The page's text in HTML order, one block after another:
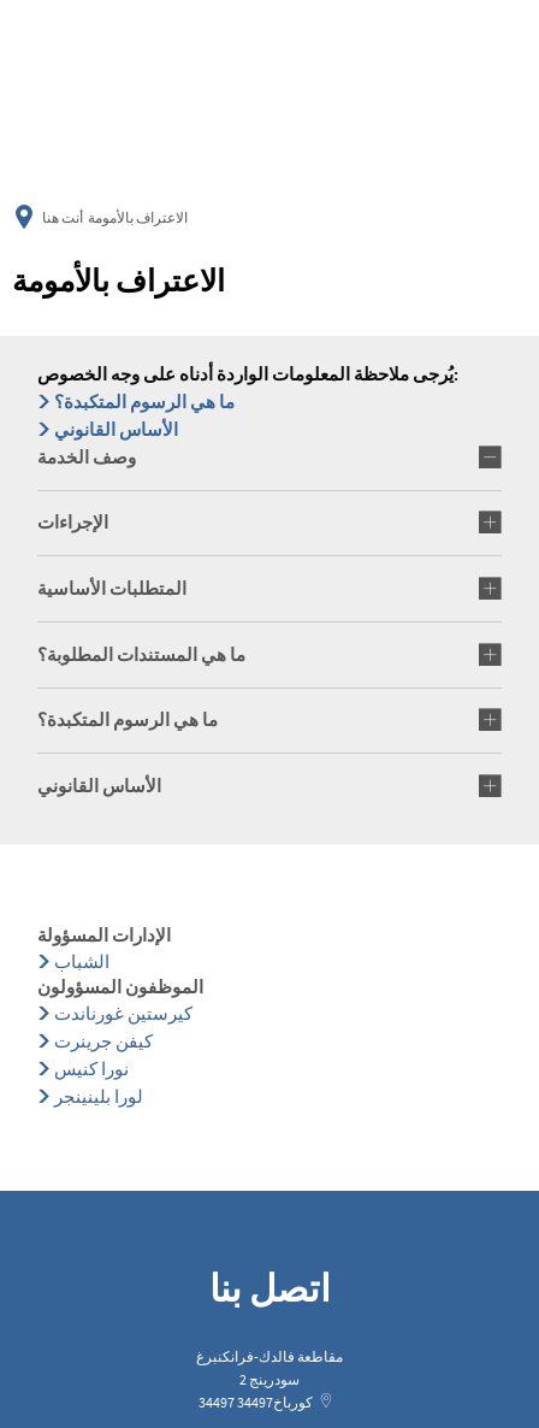
أنت هنا الاعتراف بالأمومة
الاعتراف بالأمومة
يُرجى ملاحظة المعلومات الواردة أدناه على وجه الخصوص:
ما هي الرسوم المتكبدة؟
الأساس القانوني
وصف الخدمة
الإجراءات
المتطلبات الأساسية
ما هي المستندات المطلوبة؟
ما هي الرسوم المتكبدة؟
الأساس القانوني
الإدارات المسؤولة
الشباب
الموظفون المسؤولون
كيرستين غورناندت
كيفن جرينرت
نورا كنيس
لورا بلينينجر
اتصل بنا
مقاطعة فالدك-فرانكنبرغ
سودرينج 2
34497
كورباخ34497